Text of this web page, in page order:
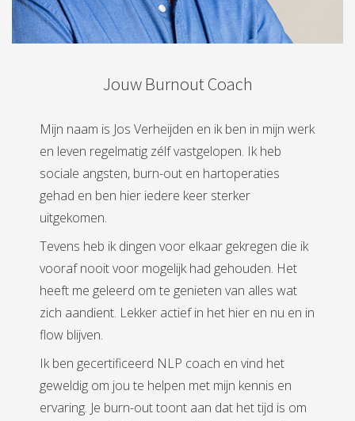
Jouw Burnout Coach
Mijn naam is Jos Verheijden en ik ben in mijn werk
en leven regelmatig zélf vastgelopen. Ik heb
sociale angsten, burn-out en hartoperaties
gehad en ben hier iedere keer sterker
uitgekomen.
Tevens heb ik dingen voor elkaar gekregen die ik
vooraf nooit voor mogelijk had gehouden. Het
heeft me geleerd om te genieten van alles wat
zich aandient. Lekker actief in het hier en nu en in
flow blijven.
Ik ben gecertificeerd NLP coach en vind het
geweldig om jou te helpen met mijn kennis en
ervaring. Je burn-out toont aan dat het tijd is om